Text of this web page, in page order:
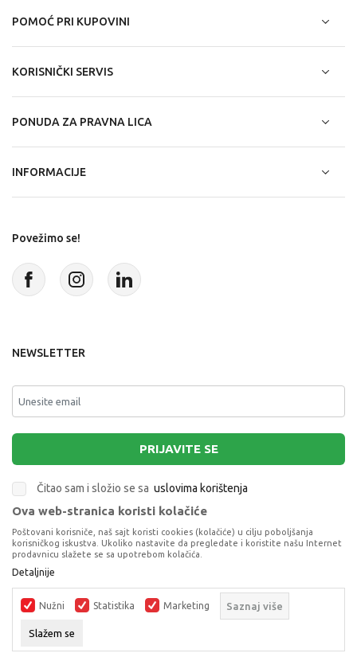
POMOĆ PRI KUPOVINI
KORISNIČKI SERVIS
PONUDA ZA PRAVNA LICA
INFORMACIJE
Povežimo se!
NEWSLETTER
PRIJAVITE SE
Čitao sam i složio se sa uslovima korištenja
Terms of Serviceapply.
Ova web-stranica koristi kolačiće
Poštovani korisniče, naš sajt koristi cookies (kolačiće) u cilju poboljšanja
korisničkog iskustva. Ukoliko nastavite da pregledate i koristite našu Internet
prodavnicu slažete se sa upotrebom kolačića.
Detaljnije
Nužni Statistika Marketing Saznaj više
Slažem se